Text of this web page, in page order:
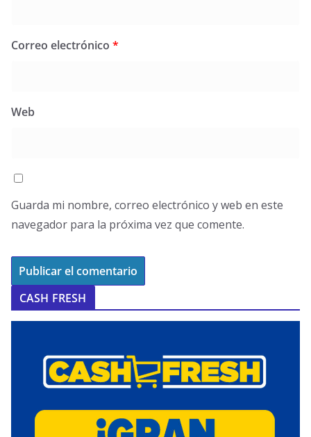
Correo electrónico *
Web
Guarda mi nombre, correo electrónico y web en este
navegador para la próxima vez que comente.
CASH FRESH